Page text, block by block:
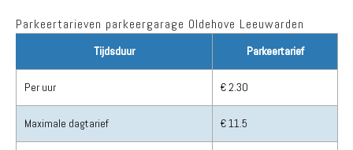
Parkeertarieven parkeergarage Oldehove Leeuwarden
Tijdsduur Parkeertarief
Per uur € 2.30
Maximale dagtarief € 11.5